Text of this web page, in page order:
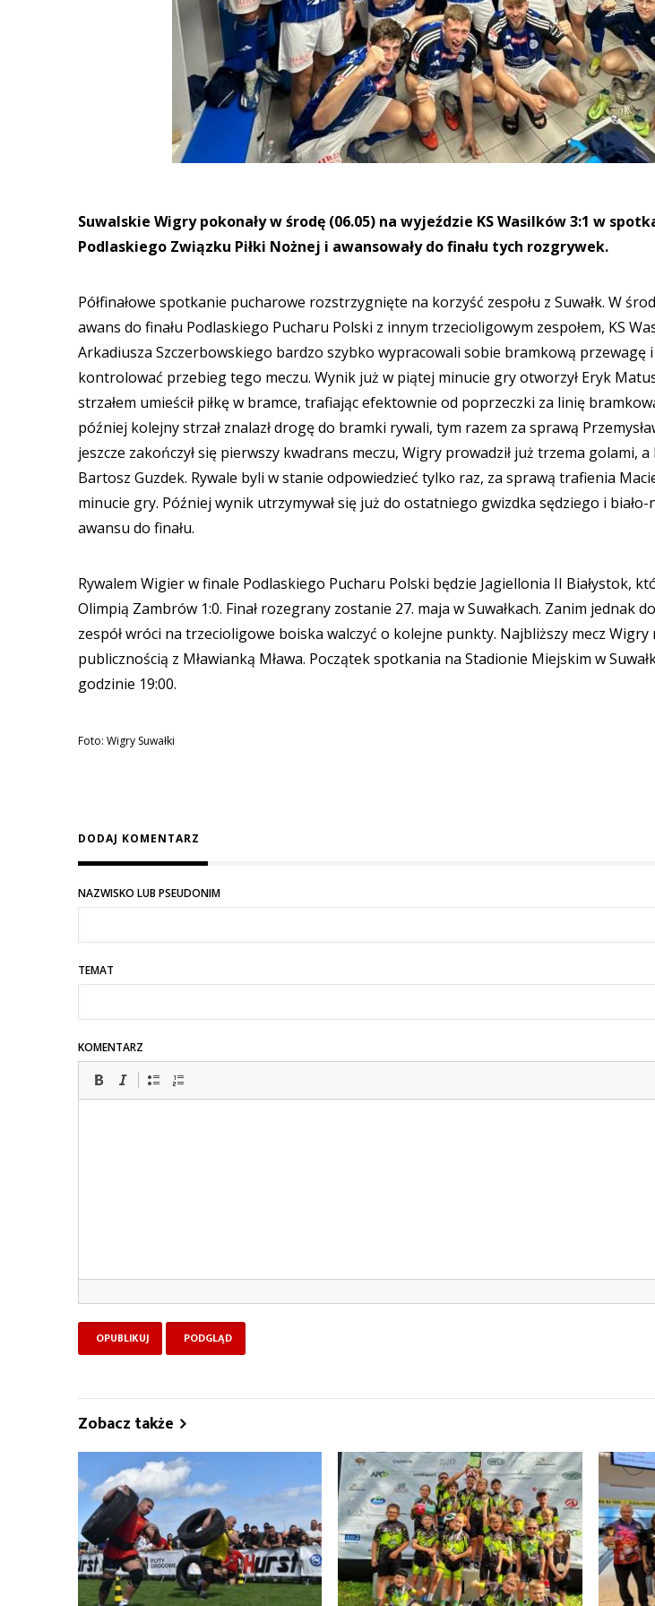
Suwalskie Wigry pokonały w środę (06.05) na wyjeździe KS Wasilków 3:1 w
Podlaskiego Związku Piłki Nożnej i awansowały do finału tych rozgrywek.
Półfinałowe spotkanie pucharowe rozstrzygnięte na korzyść zespołu z Suwałk. W
awans do finału Podlaskiego Pucharu Polski z innym trzecioligowym zespołem, KS
Arkadiusza Szczerbowskiego bardzo szybko wypracowali sobie bramkową przewagę
kontrolować przebieg tego meczu. Wynik już w piątej minucie gry otworzył Eryk
strzałem umieścił piłkę w bramce, trafiając efektownie od poprzeczki za linię
później kolejny strzał znalazł drogę do bramki rywali, tym razem za sprawą
jeszcze zakończył się pierwszy kwadrans meczu, Wigry prowadził już trzema golami,
Bartosz Guzdek. Rywale byli w stanie odpowiedzieć tylko raz, za sprawą trafienia
minucie gry. Później wynik utrzymywał się już do ostatniego gwizdka sędziego i biało-
awansu do finału.
Rywalem Wigier w finale Podlaskiego Pucharu Polski będzie Jagiellonia II Białystok,
Olimpią Zambrów 1:0. Finał rozegrany zostanie 27. maja w Suwałkach. Zanim jednak
zespół wróci na trzecioligowe boiska walczyć o kolejne punkty. Najbliższy mecz Wigry
publicznością z Mławianką Mława. Początek spotkania na Stadionie Miejskim w
godzinie 19:00.
Foto: Wigry Suwałki
DODAJ KOMENTARZ
NAZWISKO LUB PSEUDONIM
TEMAT
KOMENTARZ
Zobacz także